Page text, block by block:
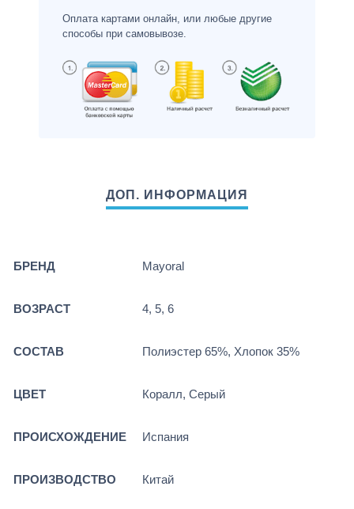
Оплата картами онлайн, или любые другие
способы при самовывозе.
БРЕНД Mayoral
ВОЗРАСТ 4, 5, 6
СОСТАВ Полиэстер 65%, Хлопок 35%
ЦВЕТ Коралл, Серый
ПРОИСХОЖДЕНИЕ Испания
ПРОИЗВОДСТВО Китай